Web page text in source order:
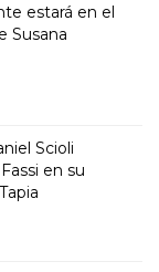
estará en el
Susana
Scioli
en su